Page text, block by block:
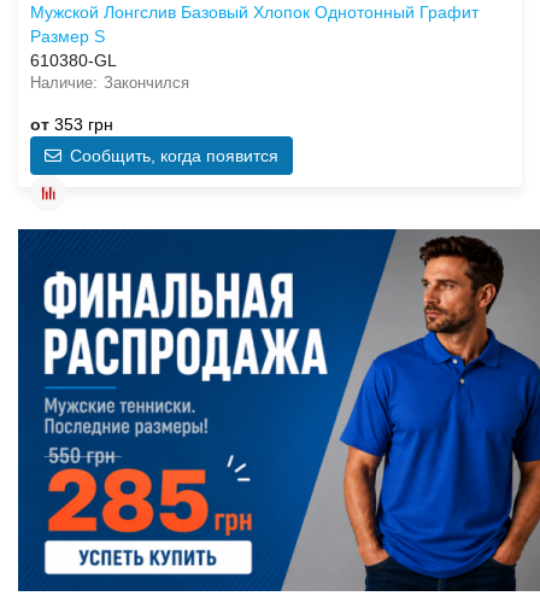
Мужской Лонгслив Базовый Хлопок Однотонный Графит
Размер S
610380-GL
Закончился
от 353 грн
Сообщить, когда появится